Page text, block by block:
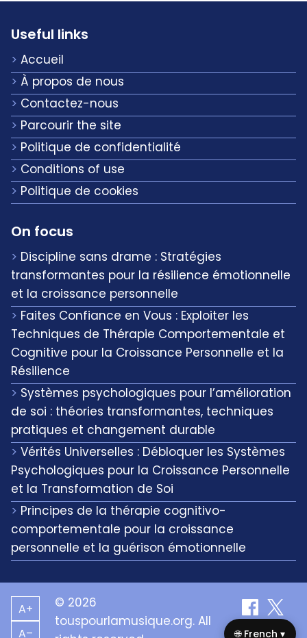
Useful links
Accueil
À propos de nous
Contactez-nous
Parcourir the site
Politique de confidentialité
Conditions of use
Politique de cookies
On focus
Discipline sans drame : Stratégies
transformantes pour la résilience émotionnelle
et la croissance personnelle
Faites Confiance en Vous : Exploiter les
Techniques de Thérapie Comportementale et
Cognitive pour la Croissance Personnelle et la
Résilience
Systèmes psychologiques pour l’amélioration
de soi : théories transformantes, techniques
pratiques et changement durable
Vérités Universelles : Débloquer les Systèmes
Psychologiques pour la Croissance Personnelle
et la Transformation de Soi
Principes de la thérapie cognitivo-
comportementale pour la croissance
personnelle et la guérison émotionnelle
A+
A–
© 2026
touspourlamusique.org. All
🌐 French ▾